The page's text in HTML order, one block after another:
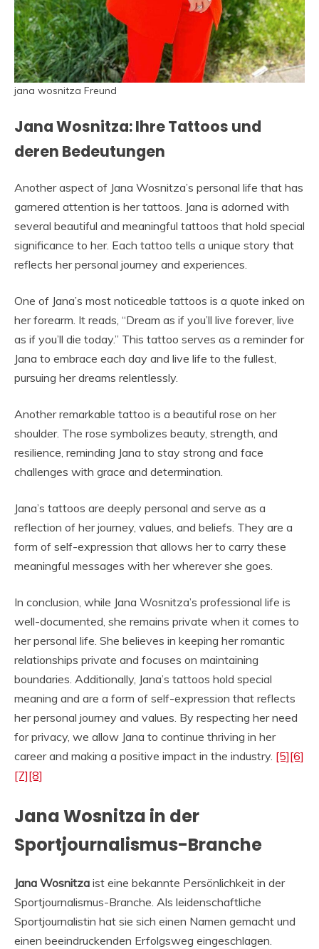
jana wosnitza Freund
Jana Wosnitza: Ihre Tattoos und
deren Bedeutungen
Another aspect of Jana Wosnitza’s personal life that has
garnered attention is her tattoos. Jana is adorned with
several beautiful and meaningful tattoos that hold special
significance to her. Each tattoo tells a unique story that
reflects her personal journey and experiences.
One of Jana’s most noticeable tattoos is a quote inked on
her forearm. It reads, “Dream as if you’ll live forever, live
as if you’ll die today.” This tattoo serves as a reminder for
Jana to embrace each day and live life to the fullest,
pursuing her dreams relentlessly.
Another remarkable tattoo is a beautiful rose on her
shoulder. The rose symbolizes beauty, strength, and
resilience, reminding Jana to stay strong and face
challenges with grace and determination.
Jana’s tattoos are deeply personal and serve as a
reflection of her journey, values, and beliefs. They are a
form of self-expression that allows her to carry these
meaningful messages with her wherever she goes.
In conclusion, while Jana Wosnitza’s professional life is
well-documented, she remains private when it comes to
her personal life. She believes in keeping her romantic
relationships private and focuses on maintaining
boundaries. Additionally, Jana’s tattoos hold special
meaning and are a form of self-expression that reflects
her personal journey and values. By respecting her need
for privacy, we allow Jana to continue thriving in her
career and making a positive impact in the industry. [5][6]
[7][8]
Jana Wosnitza in der
Sportjournalismus-Branche
Jana Wosnitza ist eine bekannte Persönlichkeit in der
Sportjournalismus-Branche. Als leidenschaftliche
Sportjournalistin hat sie sich einen Namen gemacht und
einen beeindruckenden Erfolgsweg eingeschlagen.